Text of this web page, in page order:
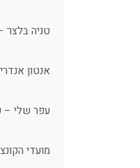
טניה בלצר
אנטון
עפר שלי –
מועדי